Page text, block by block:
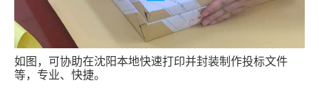
如图，可协助在沈阳本地快速打印并封装制作投标文件
等，专业、快捷。